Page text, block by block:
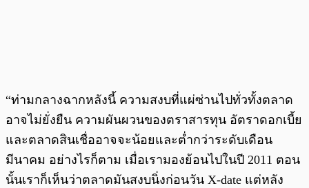
“ท่ามกลางฉากหลังนี้ ความสงบที่แผ่ซ่านไปทั่วทั้งตลาด
อาจไม่ยั่งยืน ความผันผวนของตราสารทุน อัตราดอกเบี้ย
และตลาดสินเชื่ออาจจะน้อยและต่ำกว่าระดับเดือน
มีนาคม อย่างไรก็ตาม เมื่อเรามองย้อนไปในปี 2011 ตอน
นั้นเราก็เห็นว่าตลาดมันสงบนิ่งก่อนวัน X-date แต่หลัง